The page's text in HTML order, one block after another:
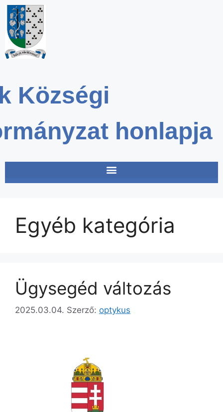
Községi
honlapja
Egyéb kategória
Ügysegéd változás
2025.03.04. Szerző: optykus